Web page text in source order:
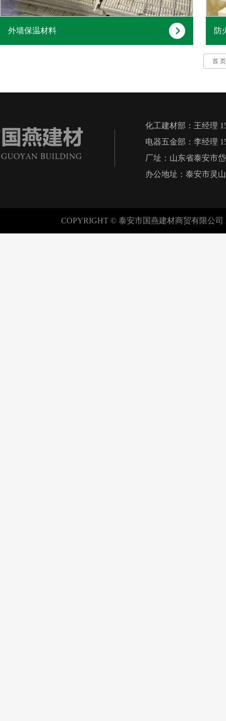
外墙保温材料 防
首 页
化工建材部：王经理
电器五金部：李经理
厂址：山东省泰安市
办公地址：泰安市灵
COPYRIGHT © 泰安市国燕建材商贸有限公